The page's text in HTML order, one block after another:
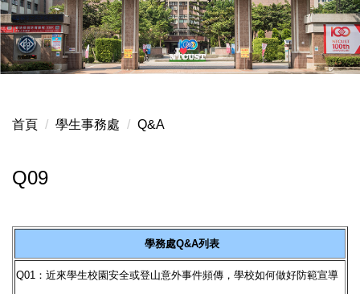
首頁 學生事務處 Q&A
Q09
學務處Q&A列表
Q01：近來學生校園安全或登山意外事件頻傳，學校如何做好防範宣導